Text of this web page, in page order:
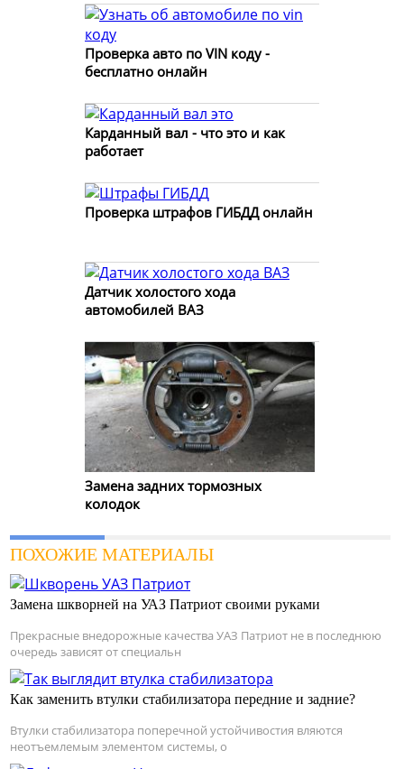
Проверка авто по VIN коду -
бесплатно онлайн
Карданный вал - что это и как
работает
Проверка штрафов ГИБДД онлайн
Датчик холостого хода
автомобилей ВАЗ
Замена задних тормозных
колодок
ПОХОЖИЕ МАТЕРИАЛЫ
Замена шкворней на УАЗ Патриот своими руками
Прекрасные внедорожные качества УАЗ Патриот не в последнюю
очередь зависят от специальн
Как заменить втулки стабилизатора передние и задние?
Втулки стабилизатора поперечной устойчивостия вляются
неотъемлемым элементом системы, о